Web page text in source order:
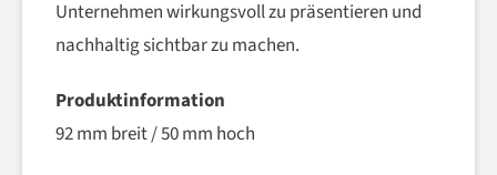
Unternehmen wirkungsvoll zu präsentieren und
nachhaltig sichtbar zu machen.
Produktinformation
92 mm breit / 50 mm hoch